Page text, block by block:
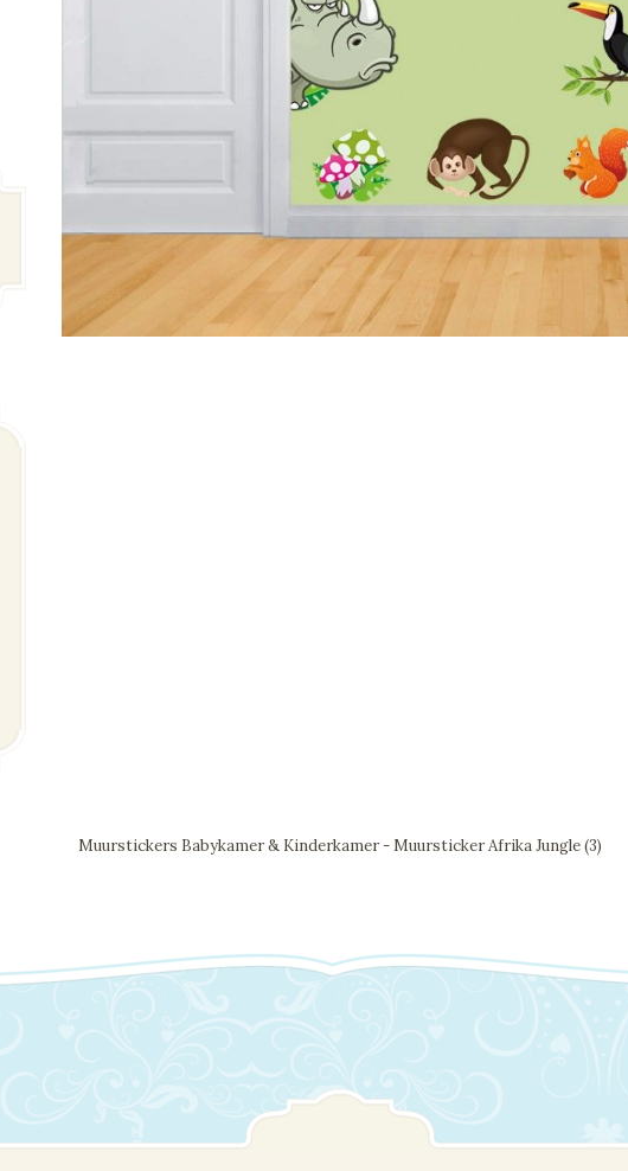
Muurstickers Babykamer & Kinderkamer - Muursticker Afrika Jungle (3)